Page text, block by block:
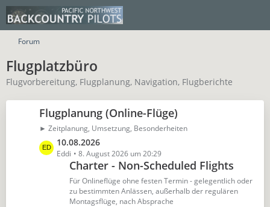
Forum
Flugplatzbüro
Flugvorbereitung, Flugplanung, Navigation, Flugberichte
Flugplanung (Online-Flüge)
► Zeitplanung, Umsetzung, Besonderheiten
L
e
10.08.2026
Eddi 8. August 2026 um 20:29
Charter - Non-Scheduled Flights
Für Onlineflüge ohne festen Termin - gelegentlich oder
zu bestimmten Anlässen, außerhalb der regulären
Montagsflüge, nach Absprache